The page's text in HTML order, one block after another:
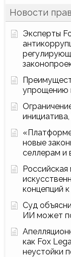
Новости
Эксперты
упрощению
новые
селлерам и
Российская
концепций
Суд
ИИ может
как Fox
неустойки